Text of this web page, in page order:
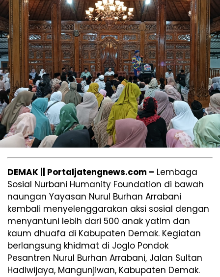
DEMAK || Portaljatengnews.com – Lembaga
Sosial Nurbani Humanity Foundation di bawah
naungan Yayasan Nurul Burhan Arrabani
kembali menyelenggarakan aksi sosial dengan
menyantuni lebih dari 500 anak yatim dan
kaum dhuafa di Kabupaten Demak. Kegiatan
berlangsung khidmat di Joglo Pondok
Pesantren Nurul Burhan Arrabani, Jalan Sultan
Hadiwijaya, Mangunjiwan, Kabupaten Demak.